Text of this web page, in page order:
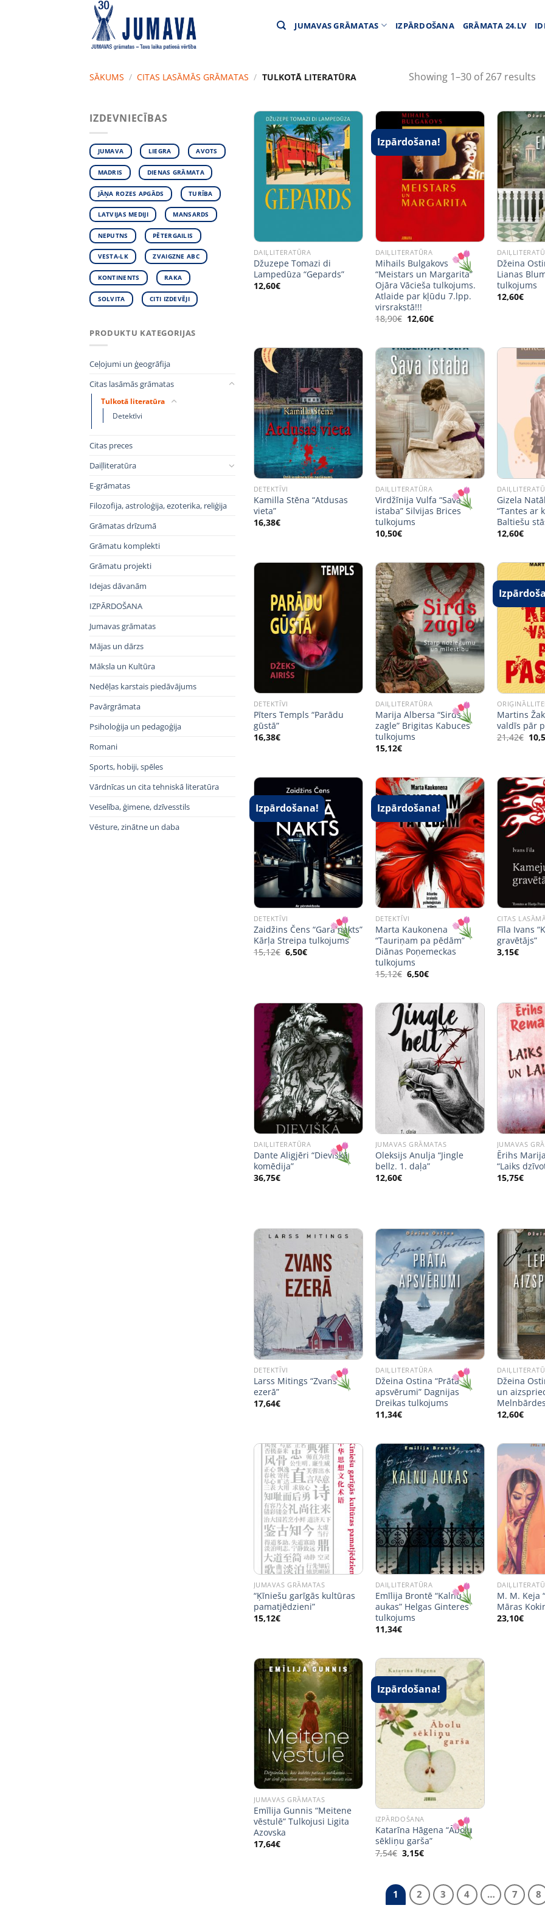
JUMAVAS GRĀMATAS IZPĀRDOŠANA GRĀMATA 24.LV
SĀKUMS / CITAS LASĀMĀS GRĀMATAS / TULKOTĀ LITERATŪRA Showing 1–30 of 267 results
IZDEVNIECĪBAS
JUMAVA LIEGRA AVOTS
MADRIS DIENAS GRĀMATA
JĀŅA ROZES APGĀDS TURĪBA
LATVIJAS MEDIJI MANSARDS
NEPUTNS PĒTERGAILIS
VESTA-LK ZVAIGZNE ABC
KONTINENTS RAKA
SOLVITA CITI IZDEVĒJI
PRODUKTU KATEGORIJAS
Ceļojumi un ģeogrāfija
Citas lasāmās grāmatas
Tulkotā literatūra
Detektīvi
Citas preces
Daiļliteratūra
E-grāmatas
Filozofija, astroloģija, ezoterika, reliģija
Grāmatas drīzumā
Grāmatu komplekti
Grāmatu projekti
Idejas dāvanām
IZPĀRDOŠANA
Jumavas grāmatas
Mājas un dārzs
Māksla un Kultūra
Nedēļas karstais piedāvājums
Pavārgrāmata
Psiholoģija un pedagoģija
Romani
Sports, hobiji, spēles
Vārdnīcas un cita tehniskā literatūra
Veselība, ģimene, dzīvesstils
Vēsture, zinātne un daba
DAIĻLITERATŪRA
Džuzepe Tomazi di
Lampedūza “Gepards”
12,60€
Izpārdošana!
DAIĻLITERATŪRA
Mihails Bulgakovs
“Meistars un Margarita”
Ojāra Vācieša tulkojums.
Atlaide par kļūdu 7.lpp.
virsrakstā!!!
18,90€ Original
12,60€Current
Džeina
Lianas
tulkojums
12,60€
DETEKTĪVI
Kamilla Stēna “Atdusas
vieta”
16,38€
DAIĻLITERATŪRA
Virdžīnija Vulfa “Sava
istaba” Silvijas Brices
tulkojums
10,50€
Gizela
“Tantes ar
Baltiešu
12,60€
DETEKTĪVI
Pīters Templs “Parādu
gūstā”
16,38€
DAIĻLITERATŪRA
Marija Albersa “Sirds
zagle” Brigitas Kabuces
tulkojums
15,12€
Martins
valdīs pār
21,42€
Izpārdošana!
DETEKTĪVI
Zaidžins Čens “Garā nakts”
Kārļa Streipa tulkojums
15,12€ Original
6,50€Current
Izpārdošana!
DETEKTĪVI
Marta Kaukonena
“Tauriņam pa pēdām”
Diānas Poņemeckas
tulkojums
15,12€ Original
6,50€Current
CITAS
Fīla Ivans
gravētājs”
3,15€
DAIĻLITERATŪRA
Dante Aligjēri “Dievišķā
komēdija”
36,75€
JUMAVAS GRĀMATAS
Oleksijs Anulja “Jingle
bellz. 1. daļa”
12,60€
JUMAVAS
Ērihs
“Laiks
15,75€
DETEKTĪVI
Larss Mitings “Zvans
ezerā”
17,64€
DAIĻLITERATŪRA
Džeina Ostina “Prāta
apsvērumi” Dagnijas
Dreikas tulkojums
11,34€
Džeina
un
12,60€
JUMAVAS GRĀMATAS
“Ķīniešu garīgās kultūras
pamatjēdzieni”
15,12€
DAIĻLITERATŪRA
Emīlija Brontē “Kalnu
aukas” Helgas Ginteres
tulkojums
11,34€
M. M. Keja
Māras
23,10€
JUMAVAS GRĀMATAS
Emīlija Gunnis “Meitene
vēstulē” Tulkojusi Ligita
Azovska
17,64€
Izpārdošana!
IZPĀRDOŠANA
Katarīna Hāgena “Ābolu
sēkliņu garša”
7,54€ Original
price
3,15€Current
1 2 3 4 … 7 8